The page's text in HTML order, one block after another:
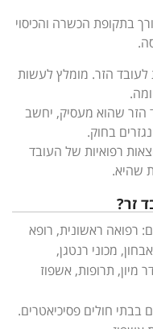
בתקופת הכשרה והכיסוי
הזר. מומלץ לעשות
הזר שהוא מעסיק, יחשב
בחוק.
רפואיות של העובד
שהיא.
זר?
רפואה ראשונית, רופא
מכוני רנטגן,
מיון, תרופות, אשפוז
בבתי חולים פסיכיאטרים.